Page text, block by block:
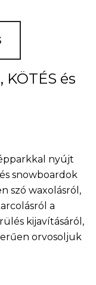
KÖTÉS és
nyújt
snowboardok
szó waxolásról,
a
kijavításáról,
orvosoljuk